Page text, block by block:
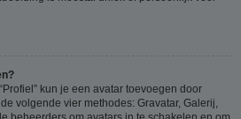
kun je een avatar toevoegen door
volgende vier methodes: Gravatar, Galerij,